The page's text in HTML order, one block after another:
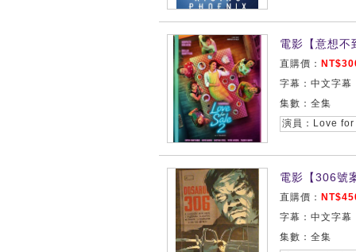
電影【意想
直購價：
字幕：中文字幕
集數：全集
電影【306
直購價：
字幕：中文字幕
集數：全集